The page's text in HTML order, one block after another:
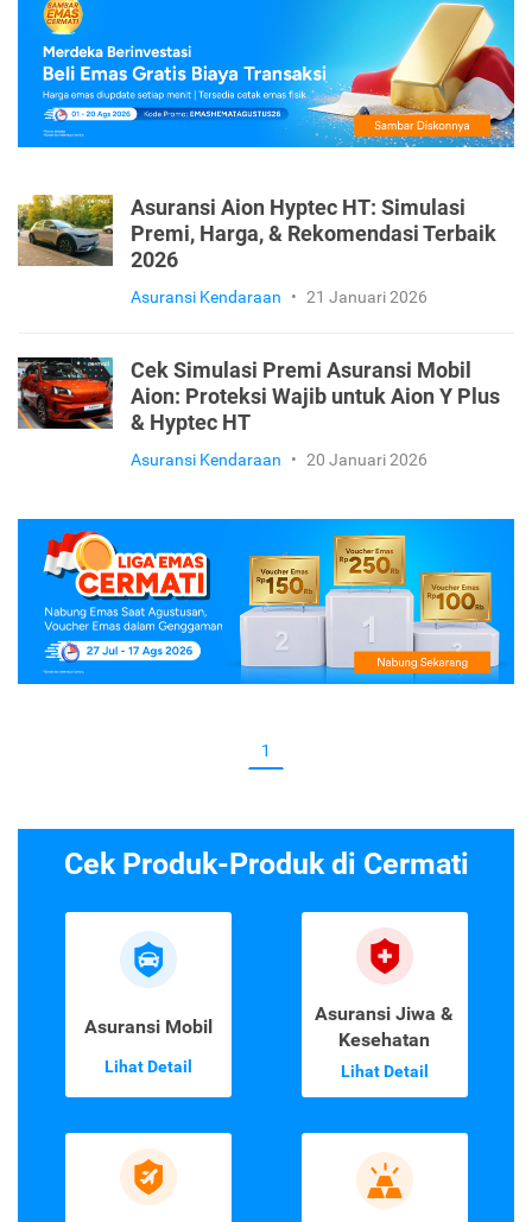
Asuransi Aion Hyptec HT: Simulasi
Premi, Harga, & Rekomendasi Terbaik
2026
Asuransi Kendaraan • 21 Januari 2026
Cek Simulasi Premi Asuransi Mobil
Aion: Proteksi Wajib untuk Aion Y Plus
& Hyptec HT
Asuransi Kendaraan • 20 Januari 2026
1
Cek Produk-Produk di Cermati
Asuransi Mobil
Lihat Detail
Asuransi Jiwa &
Kesehatan
Lihat Detail